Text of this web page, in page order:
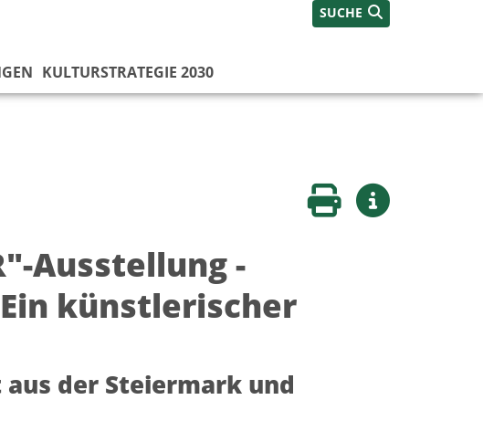
SUCHE
KULTURSTRATEGIE 2030
Seite druckenWeitere Infos
Ausstellung -
künstlerischer
aus der Steiermark und